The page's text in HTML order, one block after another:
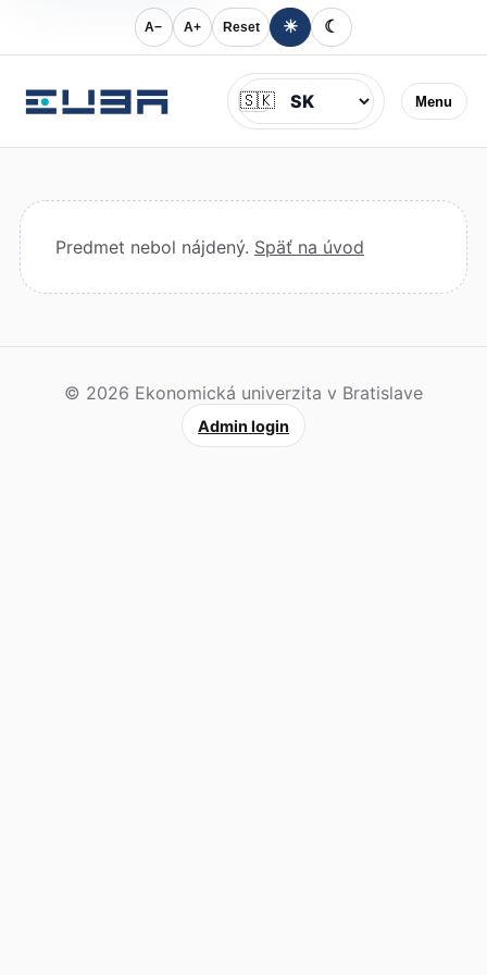
A− A+ Reset ☀ ☾
Menu
Jazyk
🇸🇰
Predmet nebol nájdený. Späť na úvod
© 2026 Ekonomická univerzita v Bratislave
Admin login